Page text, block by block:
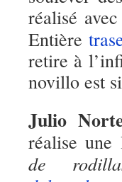
réalisé
Entière
retire à
novillo est
Julio
réalise une
de